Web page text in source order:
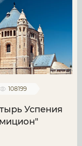
108199
Успения